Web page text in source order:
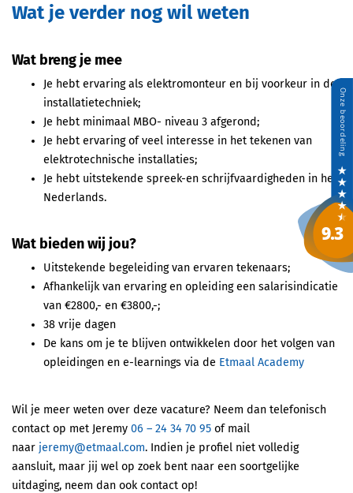
Wat je verder nog wil weten
Wat breng je mee
Je hebt ervaring als elektromonteur en bij voorkeur in de
installatietechniek;
Je hebt minimaal MBO- niveau 3 afgerond;
Je hebt ervaring of veel interesse in het tekenen van
elektrotechnische installaties;
Je hebt uitstekende spreek-en schrijfvaardigheden in het
Nederlands.
Wat bieden wij jou?
Uitstekende begeleiding van ervaren tekenaars;
Afhankelijk van ervaring en opleiding een salarisindicatie
van €2800,- en €3800,-;
38 vrije dagen
De kans om je te blijven ontwikkelen door het volgen van
opleidingen en e-learnings via de Etmaal Academy
Wil je meer weten over deze vacature? Neem dan telefonisch
contact op met Jeremy 06 – 24 34 70 95 of mail
naar jeremy@etmaal.com. Indien je profiel niet volledig
aansluit, maar jij wel op zoek bent naar een soortgelijke
uitdaging, neem dan ook contact op!